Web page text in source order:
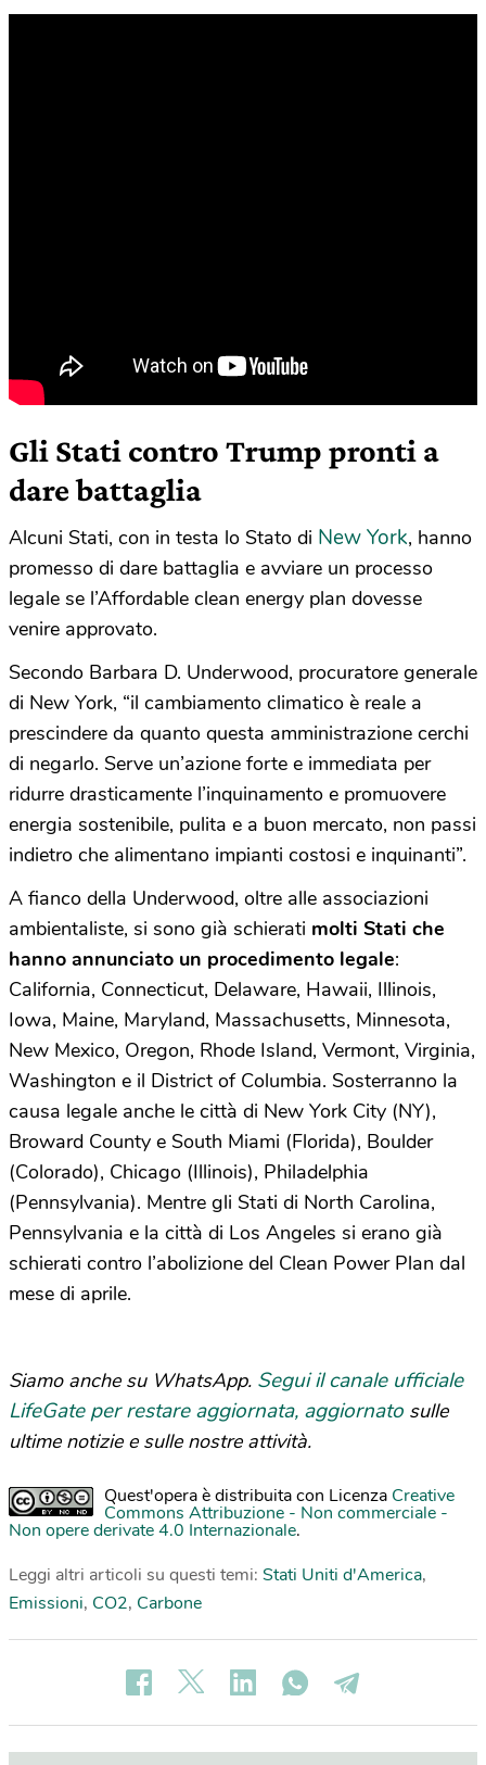
Gli Stati contro Trump pronti a
dare battaglia
Alcuni Stati, con in testa lo Stato di New York, hanno
promesso di dare battaglia e avviare un processo
legale se l’Affordable clean energy plan dovesse
venire approvato.
Secondo Barbara D. Underwood, procuratore generale
di New York, “il cambiamento climatico è reale a
prescindere da quanto questa amministrazione cerchi
di negarlo. Serve un’azione forte e immediata per
ridurre drasticamente l’inquinamento e promuovere
energia sostenibile, pulita e a buon mercato, non passi
indietro che alimentano impianti costosi e inquinanti”.
A fianco della Underwood, oltre alle associazioni
ambientaliste, si sono già schierati molti Stati che
hanno annunciato un procedimento legale:
California, Connecticut, Delaware, Hawaii, Illinois,
Iowa, Maine, Maryland, Massachusetts, Minnesota,
New Mexico, Oregon, Rhode Island, Vermont, Virginia,
Washington e il District of Columbia. Sosterranno la
causa legale anche le città di New York City (NY),
Broward County e South Miami (Florida), Boulder
(Colorado), Chicago (Illinois), Philadelphia
(Pennsylvania). Mentre gli Stati di North Carolina,
Pennsylvania e la città di Los Angeles si erano già
schierati contro l’abolizione del Clean Power Plan dal
mese di aprile.
Siamo anche su WhatsApp. Segui il canale ufficiale
LifeGate per restare aggiornata, aggiornato sulle
ultime notizie e sulle nostre attività.
Quest'opera è distribuita con Licenza Creative
Commons Attribuzione - Non commerciale -
Non opere derivate 4.0 Internazionale.
Leggi altri articoli su questi temi: Stati Uniti d'America,
Emissioni, CO2, Carbone